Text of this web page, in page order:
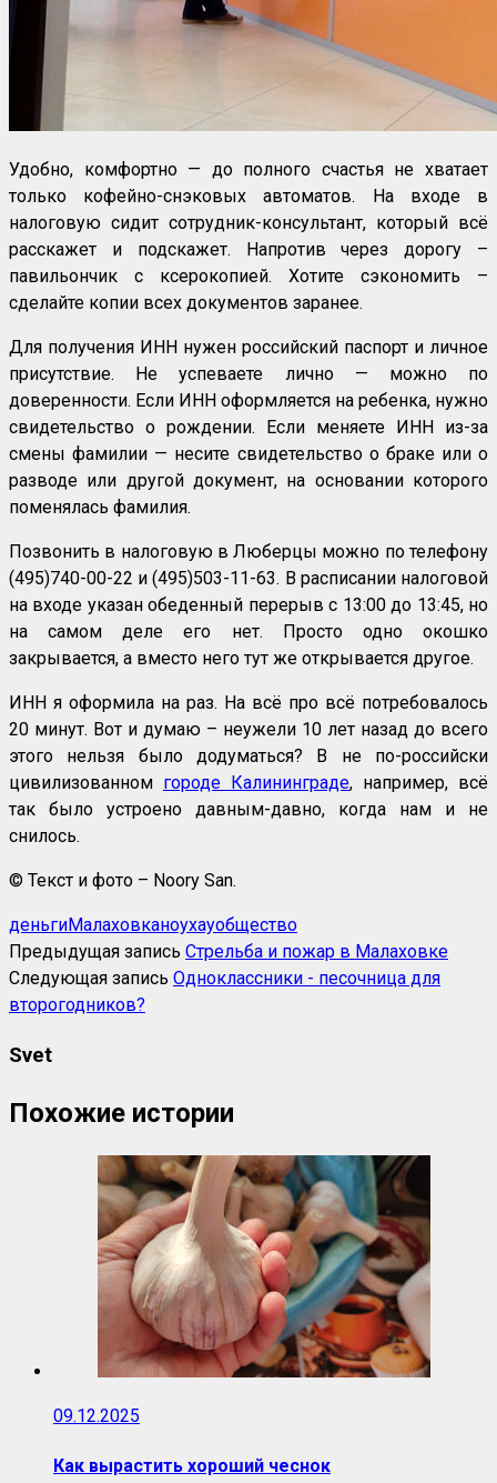
Удобно, комфортно — до полного счастья не хватает
только кофейно-снэковых автоматов. На входе в
налоговую сидит сотрудник-консультант, который всё
расскажет и подскажет. Напротив через дорогу –
павильончик с ксерокопией. Хотите сэкономить –
сделайте копии всех документов заранее.
Для получения ИНН нужен российский паспорт и личное
присутствие. Не успеваете лично — можно по
доверенности. Если ИНН оформляется на ребенка, нужно
свидетельство о рождении. Если меняете ИНН из-за
смены фамилии — несите свидетельство о браке или о
разводе или другой документ, на основании которого
поменялась фамилия.
Позвонить в налоговую в Люберцы можно по телефону
(495)740-00-22 и (495)503-11-63. В расписании налоговой
на входе указан обеденный перерыв с 13:00 до 13:45, но
на самом деле его нет. Просто одно окошко
закрывается, а вместо него тут же открывается другое.
ИНН я оформила на раз. На всё про всё потребовалось
20 минут. Вот и думаю – неужели 10 лет назад до всего
этого нельзя было додуматься? В не по-российски
цивилизованном городе Калининграде, например, всё
так было устроено давным-давно, когда нам и не
снилось.
© Текст и фото – Noory San.
деньгиМалаховканоухауобщество
Предыдущая запись Стрельба и пожар в Малаховке
Следующая запись Одноклассники - песочница для
второгодников?
Svet
Похожие истории
09.12.2025
Как вырастить хороший чеснок